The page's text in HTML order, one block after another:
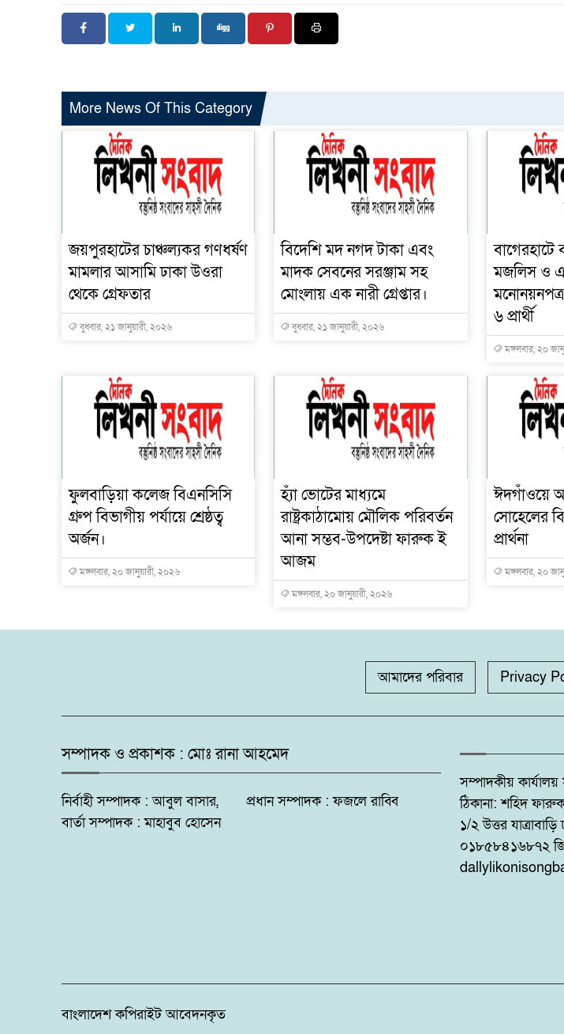
More News Of This Category
জয়পুরহাটের চাঞ্চল্যকর গণধর্ষণ
মামলার আসামি ঢাকা উওরা
থেকে গ্রেফতার
বুধবার, ২১ জানুয়ারী, ২০২৬
বিদেশি মদ নগদ টাকা এবং
মাদক সেবনের সরঞ্জাম সহ
মোংলায় এক নারী গ্রেপ্তার।
বুধবার, ২১ জানুয়ারী, ২০২৬
বাগেরহাটে
মজলিস ও
৬ প্রার্থী
মঙ্গলবার, ২০
ফুলবাড়িয়া কলেজ বিএনসিসি
গ্রুপ বিভাগীয় পর্যায়ে শ্রেষ্ঠত্ব
অর্জন।
মঙ্গলবার, ২০ জানুয়ারী, ২০২৬
হ্যাঁ ভোটের মাধ্যমে
রাষ্ট্রকাঠামোয় মৌলিক পরিবর্তন
আনা সম্ভব-উপদেষ্টা ফারুক ই
আজম
মঙ্গলবার, ২০ জানুয়ারী, ২০২৬
ঈদগাঁওয়ে
সোহেলের
প্রার্থনা
মঙ্গলবার, ২০
আমাদের পরিবার Privacy
সম্পাদক ও প্রকাশক : মোঃ রানা আহমেদ
নির্বাহী সম্পাদক : আবুল বাসার, প্রধান সম্পাদক : ফজলে রাব্বি
বার্তা সম্পাদক : মাহাবুব হোসেন
সম্পাদকীয়
ঠিকানা: শহিদ
১/২ উত্তর
০১৮৫৮৪১৬৮৭২
বাংলাদেশ কপিরাইট আবেদনকৃত